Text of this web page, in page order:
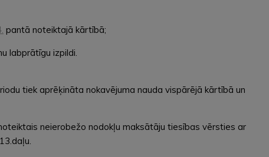
pantā noteiktajā kārtībā;
labprātīgu izpildi.
tiek aprēķināta nokavējuma nauda vispārējā kārtībā un
neierobežo nodokļu maksātāju tiesības vērsties ar